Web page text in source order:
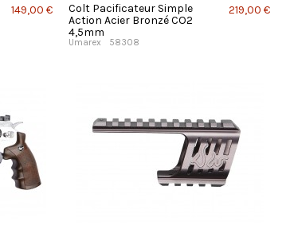
149,00 €
Colt Pacificateur Simple
Action Acier Bronzé CO2
4,5mm
Umarex 58308
219,00 €